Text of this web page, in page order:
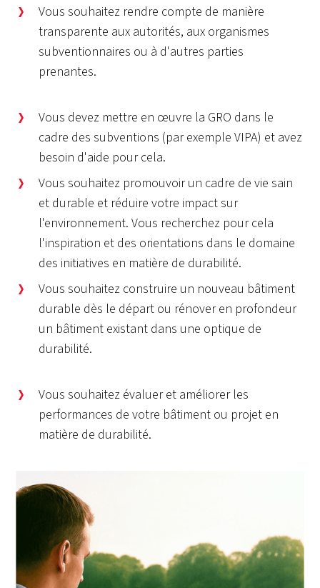
Vous souhaitez rendre compte de manière
transparente aux autorités, aux organismes
subventionnaires ou à d'autres parties
prenantes.
Vous devez mettre en œuvre la GRO dans le
cadre des subventions (par exemple VIPA) et avez
besoin d'aide pour cela.
Vous souhaitez promouvoir un cadre de vie sain
et durable et réduire votre impact sur
l'environnement. Vous recherchez pour cela
l'inspiration et des orientations dans le domaine
des initiatives en matière de durabilité.
Vous souhaitez construire un nouveau bâtiment
durable dès le départ ou rénover en profondeur
un bâtiment existant dans une optique de
durabilité.
Vous souhaitez évaluer et améliorer les
performances de votre bâtiment ou projet en
matière de durabilité.